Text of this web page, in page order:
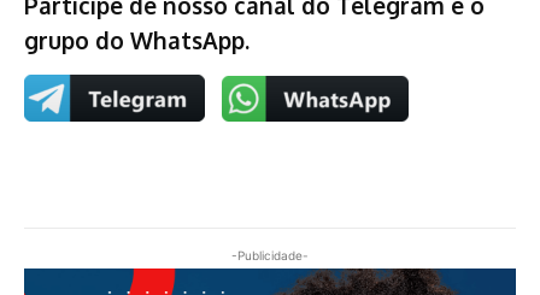
grupo do WhatsApp.
-Publicidade-